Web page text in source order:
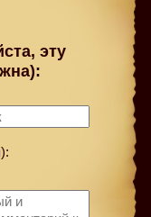
эту